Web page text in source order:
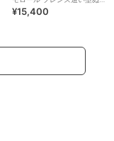
ぐるみS 6Pセット
¥15,400